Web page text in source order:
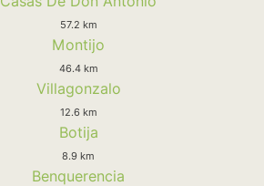
57.2 km
Montijo
46.4 km
Villagonzalo
12.6 km
Botija
8.9 km
Benquerencia